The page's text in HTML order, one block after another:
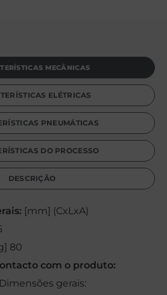
MECÂNICAS
ELÉTRICAS
PNEUMÁTICAS
DO PROCESSO
DESCRIÇÃO
[mm] (CxLxA)
80
com o produto:
gerais: